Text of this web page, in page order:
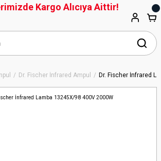
Dr. Fischer İnfrared Ampul Dr. Fischer İnfrared
Kargo Alıcıya Aittir!